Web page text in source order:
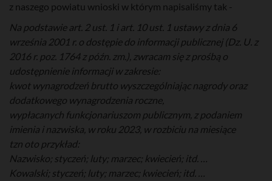
z naszego powiatu wnioski w którym napisaliśmy tak -
Na podstawie art. 2 ust. 1 i art. 10 ust. 1 ustawy z dnia 6
września 2001 r. o dostępie do informacji publicznej (Dz. U. z
2016 r. poz. 1764 z późn. zm.), zwracam się z prośbą o
udostępnienie informacji w zakresie:
kwot wynagrodzeń brutto wyszczególniając nagrody oraz
dodatkowego wynagrodzenia roczne,
wypłacanych funkcjonariuszom publicznym, z podaniem
imienia i nazwiska, w roku 2023, w rozbiciu na miesiące
tzn oto przykład:
Nazwisko; styczeń; luty; marzec; kwiecień; itd. …
Kowalski; styczeń; luty; marzec; kwiecień; itd. …